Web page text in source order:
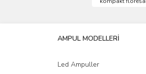
Ürün bilgilerinde
Bu ürüne benzer
AMPUL MODELLERİ
Led Ampuller